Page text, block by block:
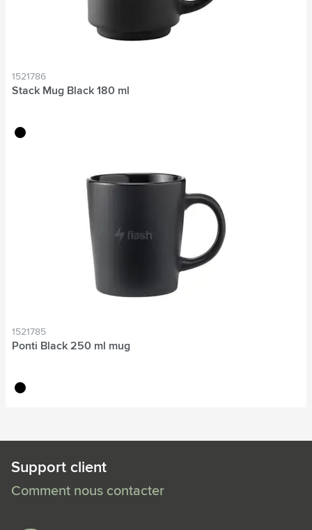
1521786
Stack Mug Black 180 ml
noir
1521785
Ponti Black 250 ml mug
noir
Support client
Comment nous contacter